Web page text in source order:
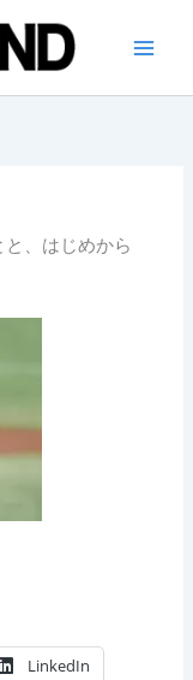
と、はじめから
LinkedIn